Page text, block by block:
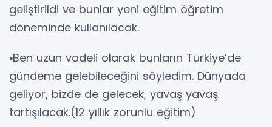
geliştirildi ve bunlar yeni eğitim öğretim
döneminde kullanılacak.
▪️Ben uzun vadeli olarak bunların Türkiye’de
gündeme gelebileceğini söyledim. Dünyada
geliyor, bizde de gelecek, yavaş yavaş
tartışılacak.(12 yıllık zorunlu eğitim)